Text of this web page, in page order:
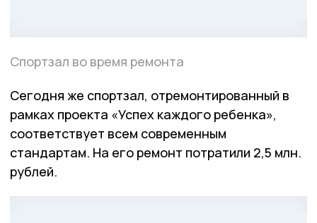
Спортзал во время ремонта
Сегодня же спортзал, отремонтированный в
рамках проекта «Успех каждого ребенка»,
соответствует всем современным
стандартам. На его ремонт потратили 2,5 млн.
рублей.